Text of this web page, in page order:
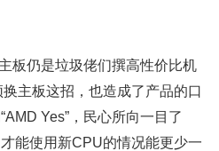
板仍是垃圾佬们撰高性价比机
主板这招，也造成了产品的口
Yes”，民心所向一目了
能使用新CPU的情况能更少一